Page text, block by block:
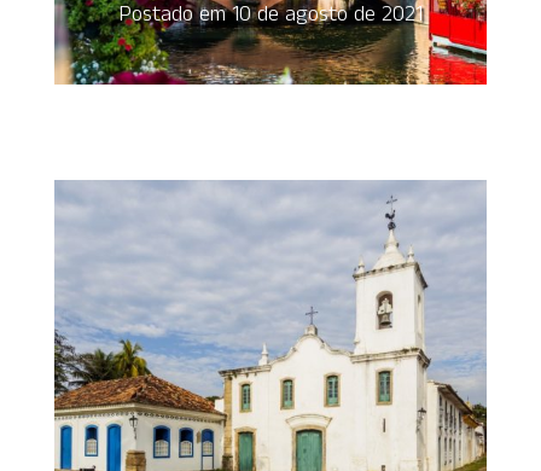
Postado em 10 de agosto de 2021
Destinos franceses
Share this...